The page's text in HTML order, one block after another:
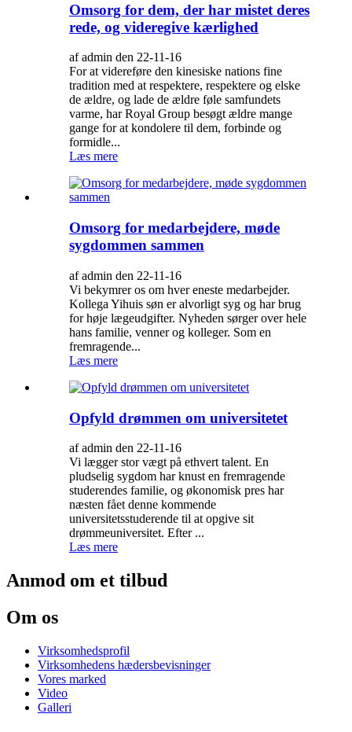
Omsorg for dem, der har mistet deres
rede, og videregive kærlighed
af admin den 22-11-16
For at videreføre den kinesiske nations fine
tradition med at respektere, respektere og elske
de ældre, og lade de ældre føle samfundets
varme, har Royal Group besøgt ældre mange
gange for at kondolere til dem, forbinde og
formidle...
Læs mere
Omsorg for medarbejdere, møde
sygdommen sammen
af admin den 22-11-16
Vi bekymrer os om hver eneste medarbejder.
Kollega Yihuis søn er alvorligt syg og har brug
for høje lægeudgifter. Nyheden sørger over hele
hans familie, venner og kolleger. Som en
fremragende...
Læs mere
Opfyld drømmen om universitetet
af admin den 22-11-16
Vi lægger stor vægt på ethvert talent. En
pludselig sygdom har knust en fremragende
studerendes familie, og økonomisk pres har
næsten fået denne kommende
universitetsstuderende til at opgive sit
drømmeuniversitet. Efter ...
Læs mere
Anmod om et tilbud
Om os
Virksomhedsprofil
Virksomhedens hædersbevisninger
Vores marked
Video
Galleri